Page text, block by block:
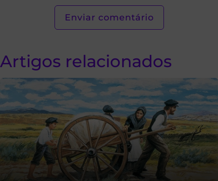
Artigos relacionados